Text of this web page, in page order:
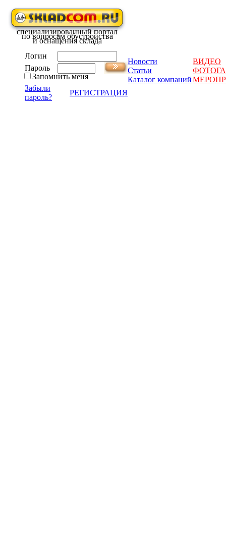
специализированный портал
по вопросам обустройства
и оснащения склада
Логин
Пароль
Запомнить меня
Забыли
пароль?
РЕГИСТРАЦИЯ
Новости
ВИДЕО
Статьи
Каталог компаний